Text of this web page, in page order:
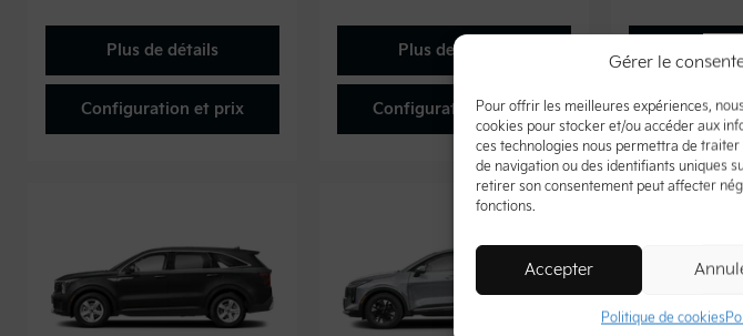
Gérer le
Pour offrir les meilleures expériences,
cookies pour stocker et/ou accéder aux
ces technologies nous permettra de
de navigation ou des identifiants uniques
retirer son consentement peut affecter
fonctions.
Accepter
Politique de cookies
Plus de détails
Configuration et prix
Plus de détails
Configuration et prix
Plus